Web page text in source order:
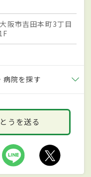
阪市吉田本町3丁目
病院を探す
うを送る